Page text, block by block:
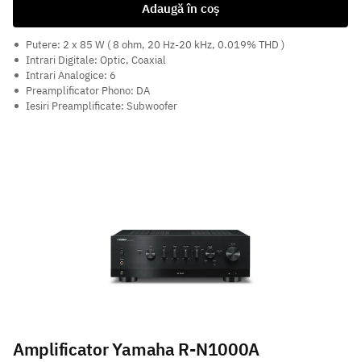
Adaugă în coș
Putere: 2 x 85 W ( 8 ohm, 20 Hz-20 kHz, 0.019% THD )
Intrari Digitale: Optic, Coaxial
Intrari Analogice: 6
Preamplificator Phono: DA
Iesiri Preamplificate: Subwoofer
Amplificator Yamaha R-N1000A